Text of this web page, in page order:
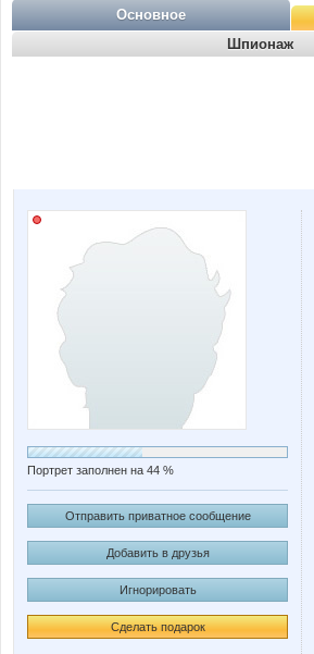
Основное
Шпионаж
Портрет заполнен на 44 %
Отправить приватное сообщение
Добавить в друзья
Игнорировать
Сделать подарок